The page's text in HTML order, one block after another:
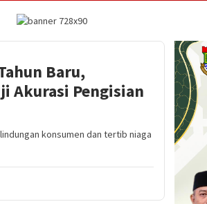
Baru,
Akurasi Pengisian
konsumen dan tertib niaga